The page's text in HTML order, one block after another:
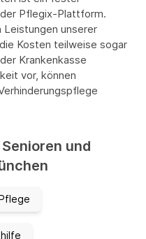
Pflegix-Plattform.
Leistungen unserer
Kosten teilweise sogar
Krankenkasse
vor, können
und